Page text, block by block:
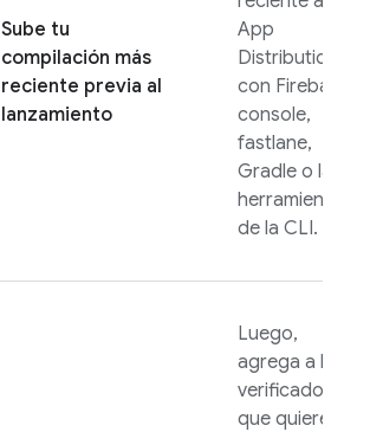
Sube tu
compilación más
reciente previa al
lanzamiento
App
Distribution
con Firebase
console,
fastlane,
Gradle o las
herramientas
de la CLI.
Luego,
agrega a los
verificadores
que quieres